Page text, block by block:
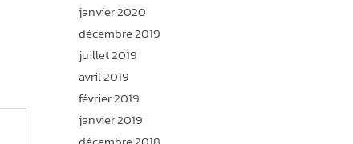
janvier 2020
décembre 2019
juillet 2019
avril 2019
février 2019
janvier 2019